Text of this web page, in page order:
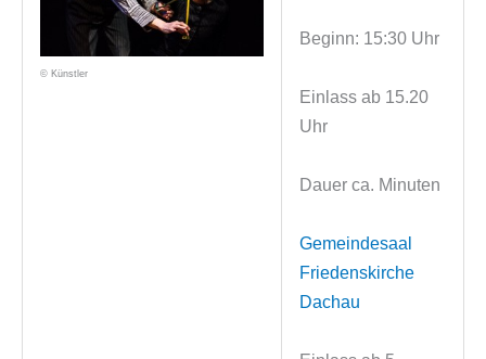
© Künstler
Beginn: 15:30 Uhr
Einlass ab 15.20
Uhr
Dauer ca. Minuten
Gemeindesaal
Friedenskirche
Dachau